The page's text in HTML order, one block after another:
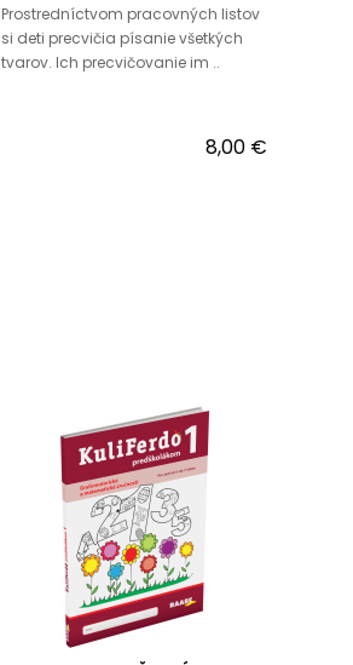
Prostredníctvom pracovných listov
si deti precvičia písanie všetkých
tvarov. Ich precvičovanie im ..
8,00 €